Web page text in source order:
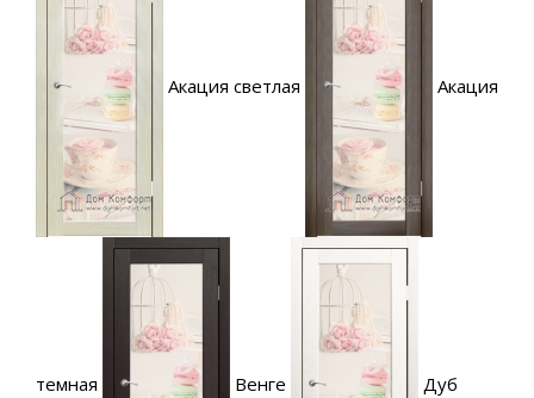
Акация светлая Акация
темная Венге Дуб